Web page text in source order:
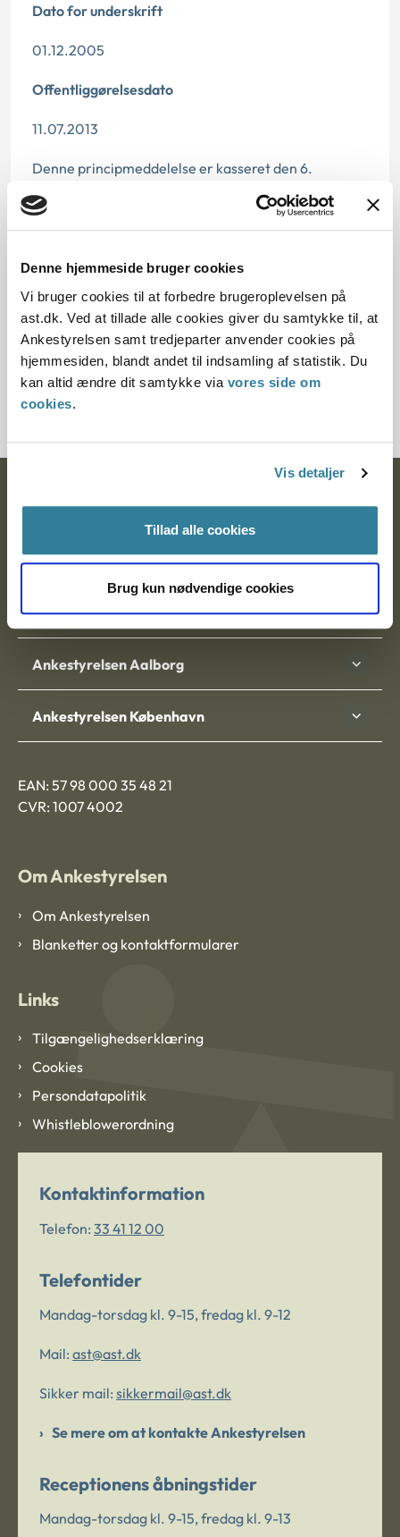
Denne hjemmeside bruger cookies
Vi bruger cookies til at forbedre brugeroplevelsen på
ast.dk. Ved at tillade alle cookies giver du samtykke til, at
Ankestyrelsen samt tredjeparter anvender cookies på
hjemmesiden, blandt andet til indsamling af statistik. Du
kan altid ændre dit samtykke via vores side om
cookies.
Vis detaljer
Tillad alle cookies
Brug kun nødvendige cookies
Dato for underskrift
01.12.2005
Offentliggørelsesdato
11.07.2013
Denne principmeddelelse er kasseret den 6.
december 2024, da den ikke længere har
vejledningsværdi. Det skyldes, at der er kommet nye
regler på området.
Paragraf
§ 9c § 9a § 40 § 8
Journalnummer
9000 Aalborg
Ankestyrelsen Aalborg
Ankestyrelsen København
EAN: 57 98 000 35 48 21
CVR: 1007 4002
Om Ankestyrelsen
Om Ankestyrelsen
Blanketter og kontaktformularer
Links
Tilgængelighedserklæring
Cookies
Persondatapolitik
Whistleblowerordning
Kontaktinformation
Telefon: 33 41 12 00
Telefontider
Mandag-torsdag kl. 9-15, fredag kl. 9-12
Mail: ast@ast.dk
Sikker mail: sikkermail@ast.dk
Se mere om at kontakte Ankestyrelsen
Receptionens åbningstider
Mandag-torsdag kl. 9-15, fredag kl. 9-13